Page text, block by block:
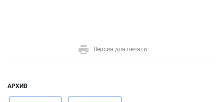
Версия для печати
АРХИВ